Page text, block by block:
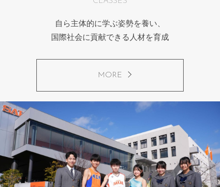
自ら主体的に学ぶ姿勢を養い、
国際社会に貢献できる人材を育成
MORE